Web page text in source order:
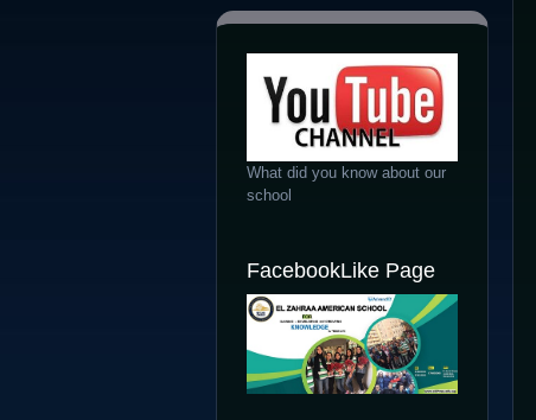
What did you know about our
school
FacebookLike Page